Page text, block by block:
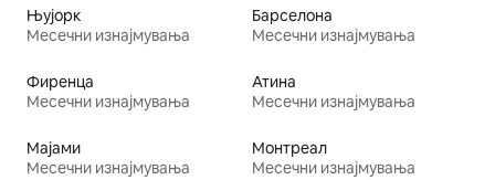
Њујорк
Месечни изнајмувања
Барселона
Месечни изнајмувања
Фиренца
Месечни изнајмувања
Атина
Месечни изнајмувања
Мајами
Месечни изнајмувања
Монтреал
Месечни изнајмувања